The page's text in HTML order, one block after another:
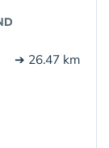
➔ 26.47 km